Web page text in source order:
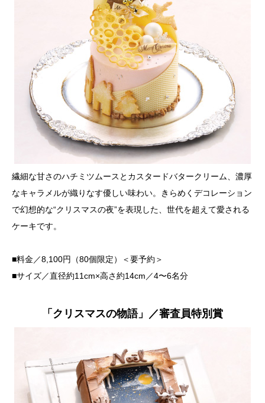
繊細な甘さのハチミツムースとカスタードバタークリーム、濃厚
なキャラメルが織りなす優しい味わい。きらめくデコレーション
で幻想的な“クリスマスの夜”を表現した、世代を超えて愛される
ケーキです。
■料金／8,100円（80個限定）＜要予約＞
■サイズ／直径約11cm×高さ約14cm／4〜6名分
「クリスマスの物語」／審査員特別賞